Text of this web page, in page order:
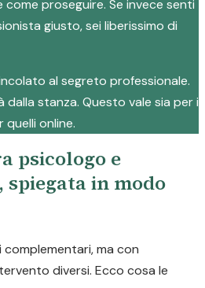
proseguire. Se invece senti
giusto, sei liberissimo di
al segreto professionale.
dalla stanza. Questo vale sia per i
online.
psicologo e
in modo
ma con
diversi. Ecco cosa le